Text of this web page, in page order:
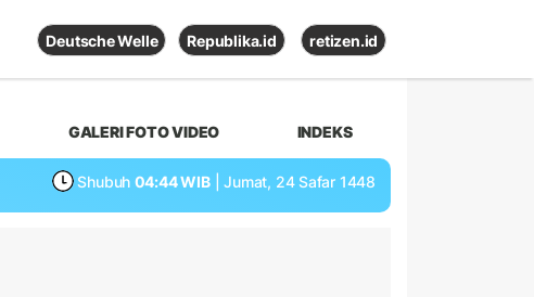
Deutsche Welle Republika.id retizen.id
GALERI FOTO VIDEO INDEKS
Shubuh 04:44 WIB | Jumat, 24 Safar 1448